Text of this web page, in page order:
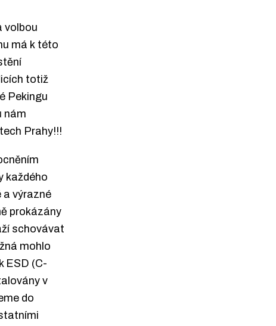
volbou
má k této
totiž
Pekingu
nám
Prahy!!!
každého
a výrazné
prokázány
schovávat
mohlo
ESD (C-
v
do